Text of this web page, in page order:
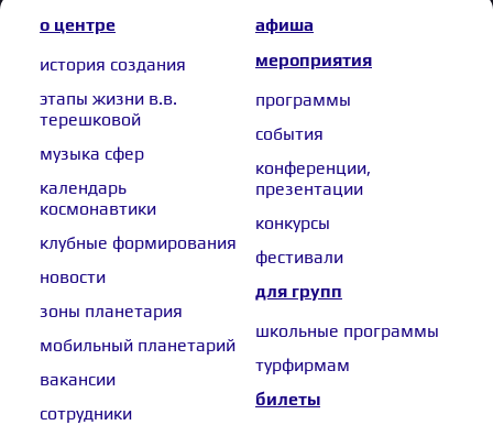
о центре
история создания
этапы жизни в.в.
терешковой
музыка сфер
календарь
космонавтики
клубные формирования
новости
зоны планетария
мобильный планетарий
вакансии
сотрудники
афиша
мероприятия
программы
события
конференции,
презентации
конкурсы
фестивали
для групп
школьные программы
турфирмам
билеты